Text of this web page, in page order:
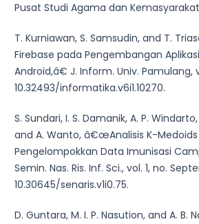
Pusat Studi Agama dan
T. Kurniawan, S. Samsudin, and T.
Firebase pada Pengembangan
Android,â€ J. Inform. Univ. Pamulang,
10.32493/informatika.v6i1.10270.
S. Sundari, I. S. Damanik, A. P.
and A. Wanto, â€œAnalisis K-
Pengelompokkan Data Imunisasi
Semin. Nas. Ris. Inf. Sci., vol. 1, no.
10.30645/senaris.v1i0.75.
D. Guntara, M. I. P. Nasution, and A.